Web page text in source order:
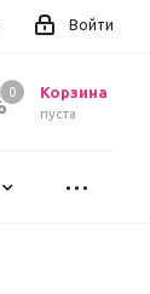
Войти
Корзина
пуста
0